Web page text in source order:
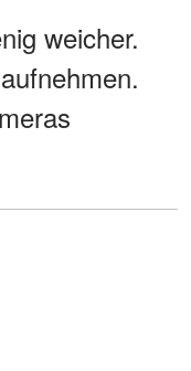
weicher.